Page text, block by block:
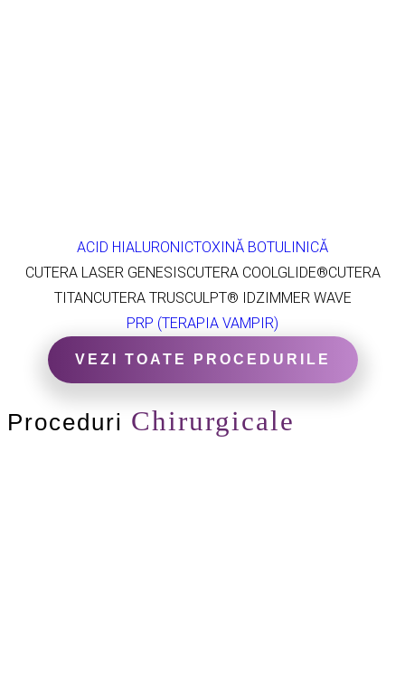
ACID HIALURONICTOXINĂ BOTULINICĂ
CUTERA LASER GENESISCUTERA COOLGLIDE®CUTERA
TITANCUTERA TRUSCULPT® IDZIMMER WAVE
PRP (TERAPIA VAMPIR)
VEZI TOATE PROCEDURILE
Proceduri Chirurgicale